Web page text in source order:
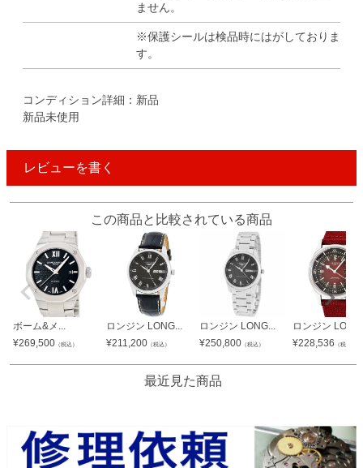
ません。
※保護シールは検品時にはがしておりま
す。
コンディション詳細：新品
新品未使用
レビューを書く
この商品と比較されている商品
ボーム&メ...
¥269,500 （税込）
ロンジン LONG...
¥211,200 （税込）
ロンジン LONG...
¥250,800 （税込）
ロンジン
¥228,536 （税込）
最近見た商品